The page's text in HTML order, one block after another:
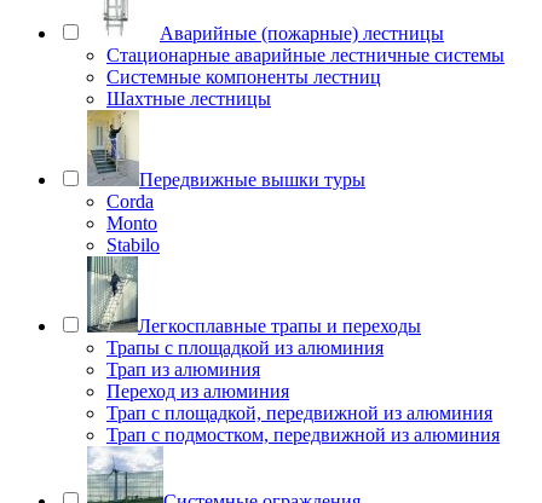
Аварийные (пожарные) лестницы
Стационарные аварийные лестничные системы
Системные компоненты лестниц
Шахтные лестницы
Передвижные вышки туры
Corda
Monto
Stabilo
Легкосплавные трапы и переходы
Трапы с площадкой из алюминия
Трап из алюминия
Переход из алюминия
Трап с площадкой, передвижной из алюминия
Трап с подмостком, передвижной из алюминия